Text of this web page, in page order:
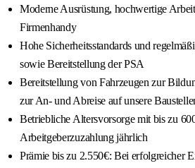
Moderne Ausrüstung, hochwertige
Firmenhandy
Hohe Sicherheitsstandards und
sowie Bereitstellung der PSA
Bereitstellung von Fahrzeugen zur
zur An- und Abreise auf unsere
Betriebliche Altersvorsorge mit bis zu
Arbeitgeberzuzahlung jährlich
Prämie bis zu 2.550€: Bei erfolgreicher